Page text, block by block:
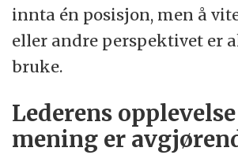
innta én posisjon, men å
eller andre perspektivet er
bruke.
Lederens
mening er